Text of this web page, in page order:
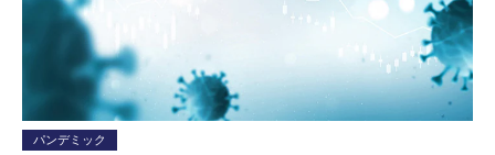
パンデミック